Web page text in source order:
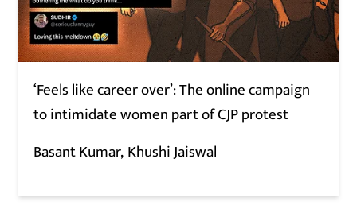
‘Feels like career over’: The online campaign
to intimidate women part of CJP protest
Basant Kumar Khushi Jaiswal